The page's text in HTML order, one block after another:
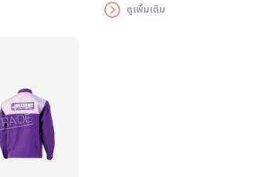
รือโลโก้หน่วย
สะท้อนแสงมาตรฐาน หรือโลโก้หน่วย
ดูเพิ่มเติม